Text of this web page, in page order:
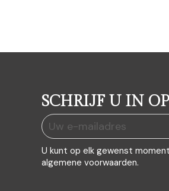
SCHRIJF U IN
U kunt op elk gewenst
algemene voorwaarden.